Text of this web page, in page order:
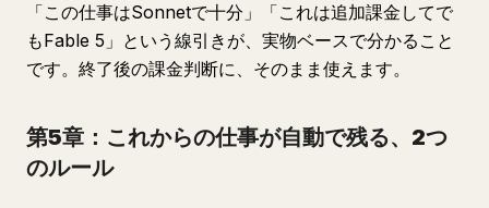
「この仕事はSonnetで十分」「これは追加課金してで
もFable 5」という線引きが、実物ベースで分かること
です。終了後の課金判断に、そのまま使えます。
第5章：これからの仕事が自動で残る、2つ
のルール